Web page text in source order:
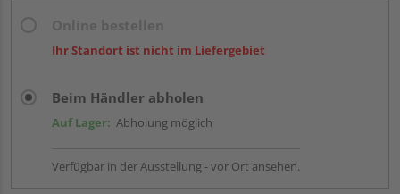
Ihr Standort ist nicht im Liefergebiet
Beim Händler abholen
Auf Lager: Abholung möglich
Verfügbar in der Ausstellung - vor Ort ansehen.